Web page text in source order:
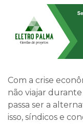
Com a crise
não viajar
passa ser a
isso, síndicos e